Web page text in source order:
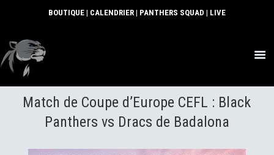
BOUTIQUE | CALENDRIER | PANTHERS SQUAD | LIVE
ACTUS
SECTIONS
CLUB
Match de Coupe d’Europe CEFL : Black
Panthers vs Dracs de Badalona